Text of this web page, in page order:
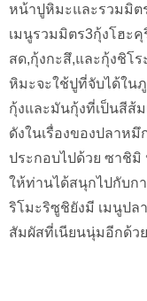
หน้าปูหิมะและรวมมิต
เมนูรวมมิตร3กุ้งโฮะ
สด,กุ้งกะสึ,และกุ้งชิโ
หิมะจะใช้ปูที่จับได้ใน
กุ้งและมันกุ้งที่เป็นสีส้
ดังในเรื่องของปลาห
ประกอบไปด้วย ซาชิ
ให้ท่านได้สนุกไปกับก
ริโมะริซูชิยังมี เมนูปล
สัมผัสที่เนียนนุ่มอีกด้วย